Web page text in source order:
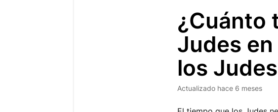
¿Cuánto
Judes
los
Actualizado hace 6 meses